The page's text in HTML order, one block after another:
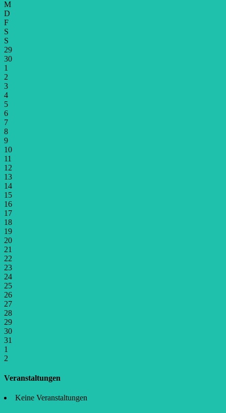
M
D
F
S
S
29
30
1
2
3
4
5
6
7
8
9
10
11
12
13
14
15
16
17
18
19
20
21
22
23
24
25
26
27
28
29
30
31
1
2
Veranstaltungen
Keine Veranstaltungen